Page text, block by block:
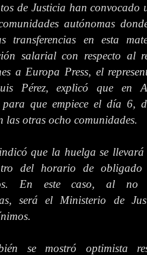
de Justicia han
autónomas
transferencias en esta
salarial con respecto al
a Europa Press, el
Pérez, explicó que en
para que empiece el día 6,
las otras ocho comunidades.
que la huelga se
del horario de obligado
En este caso, al no
será el Ministerio de
se mostró optimista